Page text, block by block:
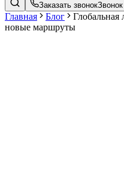
Заказать звонокЗвонок
Главная Блог
Глобальная
новые маршруты